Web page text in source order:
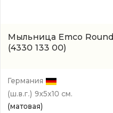
Мыльница Emco Round
(4330 133 00)
Германия
(ш.в.г.) 9x5x10 см.
(матовая)